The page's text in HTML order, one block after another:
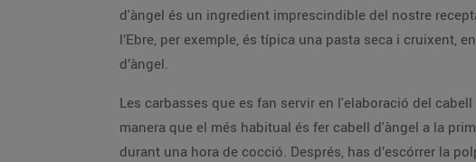
d'àngel és un ingredient imprescindible del nostre
l’Ebre, per exemple, és típica una pasta seca i cruixent,
d’àngel.
Les carbasses que es fan servir en l'elaboració del
manera que el més habitual és fer cabell d'àngel a la
durant una hora de cocció. Després, has d’escórrer la